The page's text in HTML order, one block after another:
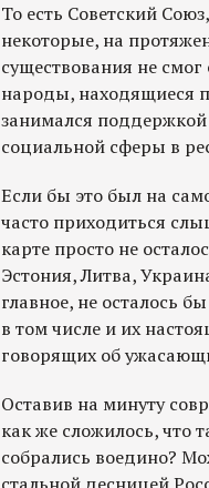
То есть Советский
некоторые, на
существования не
народы, находящиеся
занимался
социальной сферы в
Если бы это был на
часто приходиться
карте просто не
Эстония, Литва,
главное, не осталось
в том числе и их
говорящих об
Оставив на минуту
как же сложилось, что
собрались воедино?